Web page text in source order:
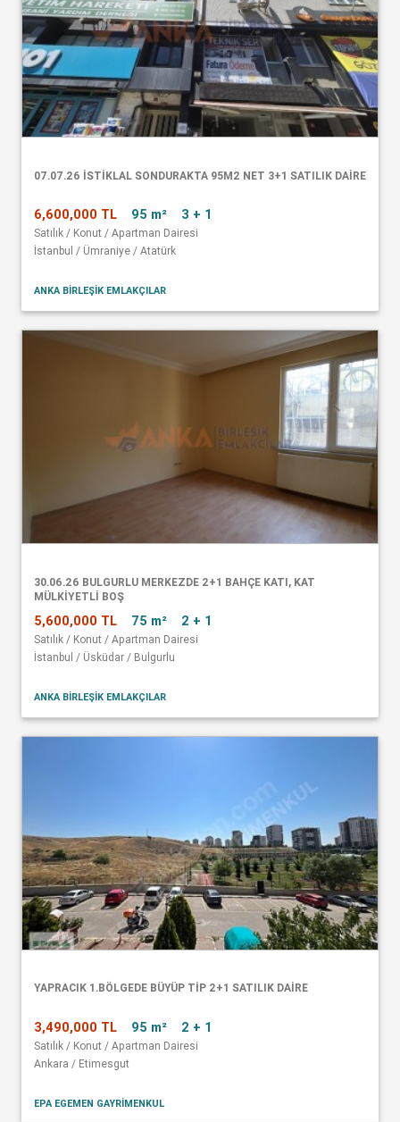
07.07.26 İSTİKLAL SONDURAKTA 95M2 NET 3+1 SATILIK DAİRE
6,600,000 TL 95 m² 3 + 1
Satılık / Konut / Apartman Dairesi
İstanbul / Ümraniye / Atatürk
ANKA BİRLEŞİK EMLAKÇILAR
30.06.26 BULGURLU MERKEZDE 2+1 BAHÇE KATI, KAT
MÜLKİYETLİ BOŞ
5,600,000 TL 75 m² 2 + 1
Satılık / Konut / Apartman Dairesi
İstanbul / Üsküdar / Bulgurlu
ANKA BİRLEŞİK EMLAKÇILAR
YAPRACIK 1.BÖLGEDE BÜYÜP TİP 2+1 SATILIK DAİRE
3,490,000 TL 95 m² 2 + 1
Satılık / Konut / Apartman Dairesi
Ankara / Etimesgut
EPA EGEMEN GAYRİMENKUL